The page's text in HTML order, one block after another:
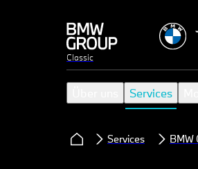
Classic
Services
Services BMW